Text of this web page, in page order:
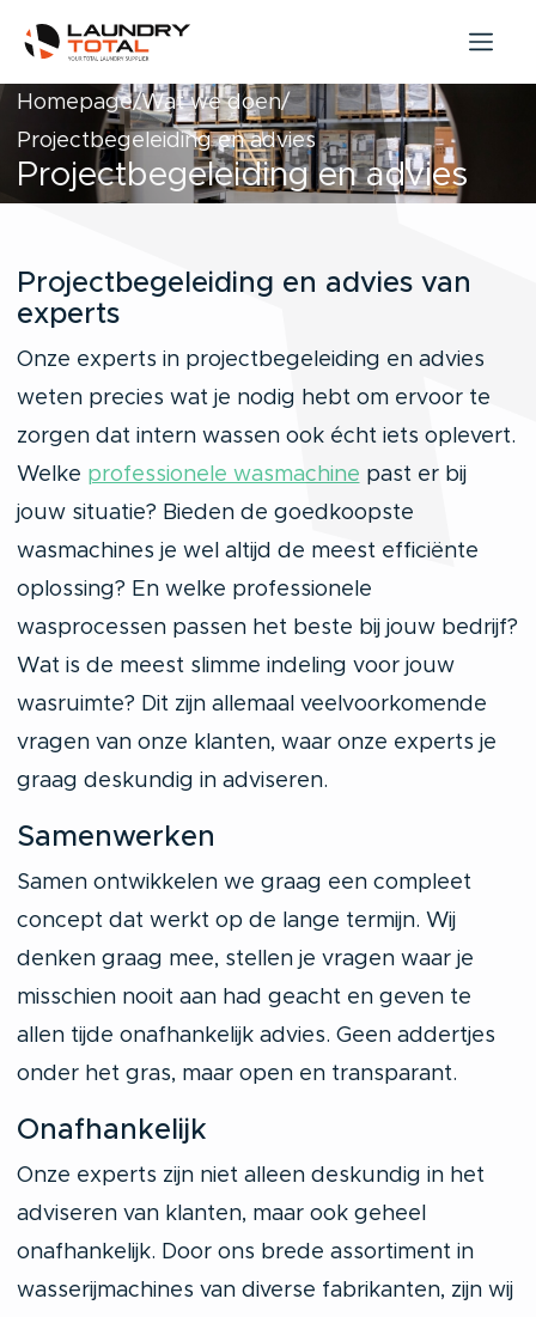
Homepage Wat we doen
Projectbegeleiding en advies
Projectbegeleiding en advies
Projectbegeleiding en advies van
experts
Onze experts in projectbegeleiding en advies
weten precies wat je nodig hebt om ervoor te
zorgen dat intern wassen ook écht iets oplevert.
Welke professionele wasmachine past er bij
jouw situatie? Bieden de goedkoopste
wasmachines je wel altijd de meest efficiënte
oplossing? En welke professionele
wasprocessen passen het beste bij jouw bedrijf?
Wat is de meest slimme indeling voor jouw
wasruimte? Dit zijn allemaal veelvoorkomende
vragen van onze klanten, waar onze experts je
graag deskundig in adviseren.
Samenwerken
Samen ontwikkelen we graag een compleet
concept dat werkt op de lange termijn. Wij
denken graag mee, stellen je vragen waar je
misschien nooit aan had geacht en geven te
allen tijde onafhankelijk advies. Geen addertjes
onder het gras, maar open en transparant.
Onafhankelijk
Onze experts zijn niet alleen deskundig in het
adviseren van klanten, maar ook geheel
onafhankelijk. Door ons brede assortiment in
wasserijmachines van diverse fabrikanten, zijn wij